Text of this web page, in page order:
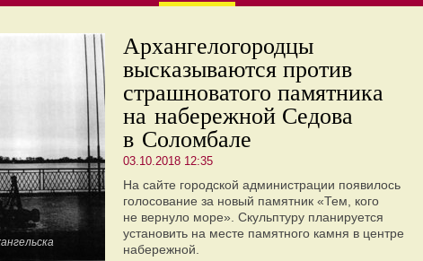
Архангелогородцы
высказываются против
страшноватого памятника
на набережной Седова
в Соломбале
03.10.2018 12:35
На сайте городской администрации появилось
голосование за новый памятник «Тем, кого
не вернуло море». Скульптуру планируется
установить на месте памятного камня в центре
набережной.